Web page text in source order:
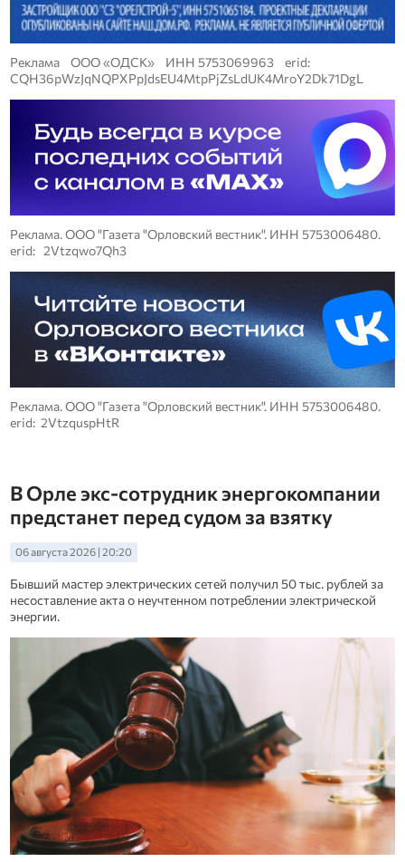
Реклама ООО «ОДСК» ИНН 5753069963 erid:
CQH36pWzJqNQPXPpJdsEU4MtpPjZsLdUK4MroY2Dk71DgL
Реклама. ООО "Газета "Орловский вестник". ИНН 5753006480.
erid: 2Vtzqwo7Qh3
Реклама. ООО "Газета "Орловский вестник". ИНН 5753006480.
erid: 2VtzquspHtR
В Орле экс-сотрудник энергокомпании
предстанет перед судом за взятку
06 августа 2026 | 20:20
Бывший мастер электрических сетей получил 50 тыс. рублей за
несоставление акта о неучтенном потреблении электрической
энергии.